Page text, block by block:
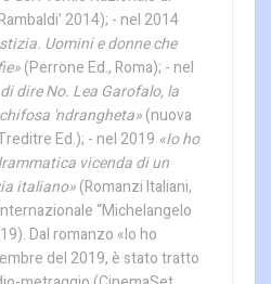
2014); - nel 2014
Uomini e donne che
(Perrone Ed., Roma); - nel
dire No. Lea Garofalo, la
'ndrangheta»(nuova
Ed.); - nel 2019 «Io ho
vicenda di un
italiano»(Romanzi Italiani,
“Michelangelo
Dal romanzo «Io ho
del 2019, è stato tratto